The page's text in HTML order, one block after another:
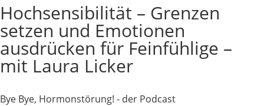
Hochsensibilität – Grenzen
setzen und Emotionen
ausdrücken für Feinfühlige –
mit Laura Licker
Bye Bye, Hormonstörung! - der Podcast